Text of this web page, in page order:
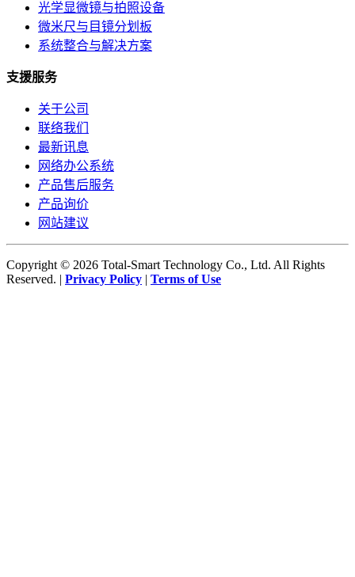
光学显微镜与拍照设备
微米尺与目镜分划板
系统整合与解决方案
支援服务
关于公司
联络我们
最新讯息
网络办公系统
产品售后服务
产品询价
网站建议
Copyright © 2026 Total-Smart Technology Co., Ltd. All Rights
Reserved. | Privacy Policy Terms of Use